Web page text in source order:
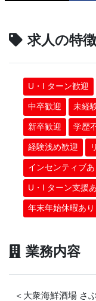
求人の特徴
U・I ターン歓迎
中卒歓迎 未経
新卒歓迎 学歴
経験浅め歓迎
インセンティブあ
U・I ターン支援
年末年始休暇あり
業務内容
＜大衆海鮮酒場 さ